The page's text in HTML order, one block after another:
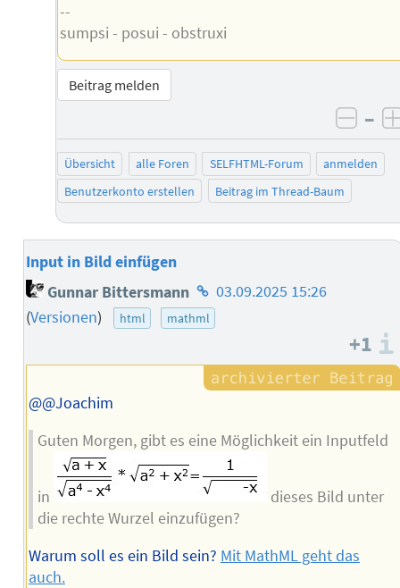
--
sumpsi - posui - obstruxi
Beitrag melden
–
Übersicht alle Foren SELFHTML-Forum
anmelden
Benutzerkonto erstellen
Beitrag im Thread-Baum
Input in Bild einfügen
Gunnar Bittersmann Homepage
des
03.09.2025 15:26
(Versionen) html mathml
+1
@@Joachim
Guten Morgen, gibt es eine Möglichkeit ein Inputfeld
in
dieses Bild unter
die rechte Wurzel einzufügen?
Warum soll es ein Bild sein? Mit MathML geht das
auch.